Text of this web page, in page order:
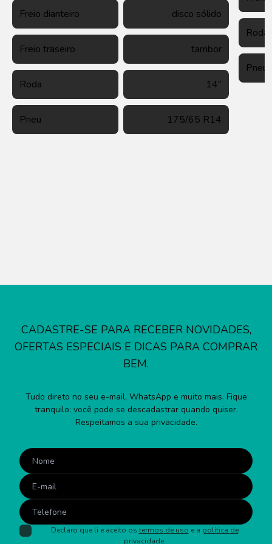
Freio dianteiro disco sólido
Freio traseiro tambor
Roda 14”
Pneu 175/65 R14
Roda
Pneu
CADASTRE-SE PARA RECEBER NOVIDADES,
OFERTAS ESPECIAIS E DICAS PARA COMPRAR
BEM.
Tudo direto no seu e-mail, WhatsApp e muito mais. Fique
tranquilo: você pode se descadastrar quando quiser.
Respeitamos a sua privacidade.
Declaro que li e aceito os termos de uso e a política de
privacidade.